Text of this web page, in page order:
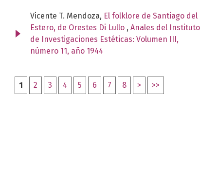
Vicente T. Mendoza, El folklore de Santiago del
Estero, de Orestes Di Lullo , Anales del Instituto
de Investigaciones Estéticas: Volumen III,
número 11, año 1944
1 2 3 4 5 6 7 8 > >>